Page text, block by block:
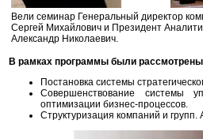
Вели семинар Генеральный директор
Сергей Михайлович и Президент
Александр Николаевич.
В рамках программы были
Постановка системы
Совершенствование системы
оптимизации бизнес-процессов.
Структуризация компаний и